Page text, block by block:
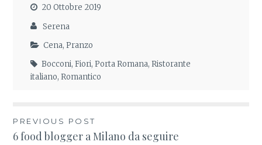
20 Ottobre 2019
Serena
Cena,Pranzo
Bocconi,Fiori,Porta Romana,Ristorante
italiano,Romantico
Navigazione
PREVIOUS POST
6 food blogger a Milano da seguire